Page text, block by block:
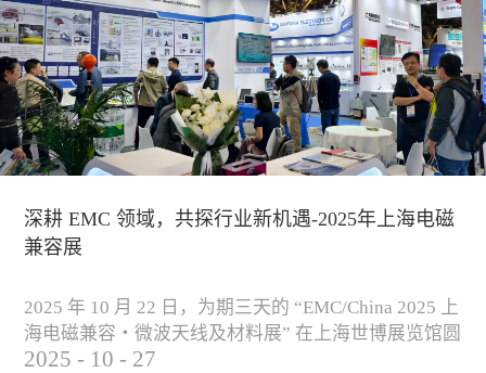
深耕 EMC 领域，共探行业新机遇-2025年上海电磁
兼容展
2025 年 10 月 22 日，为期三天的 “EMC/China 2025 上
海电磁兼容・微波天线及材料展” 在上海世博展览馆圆
满落下帷幕。作为电磁兼容领域的行业盛会，本届展
2025 - 10 - 27